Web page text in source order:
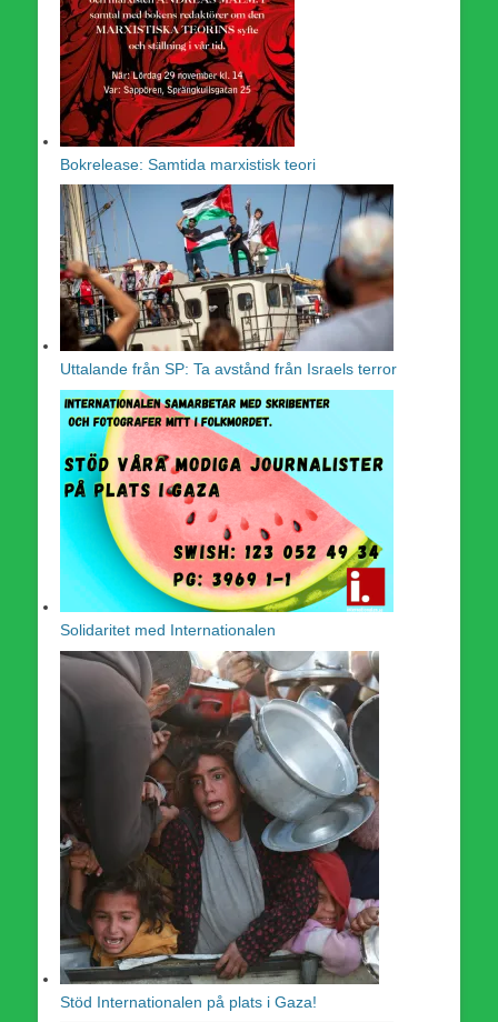
Bokrelease: Samtida marxistisk teori
Uttalande från SP: Ta avstånd från Israels terror
Solidaritet med Internationalen
Stöd Internationalen på plats i Gaza!